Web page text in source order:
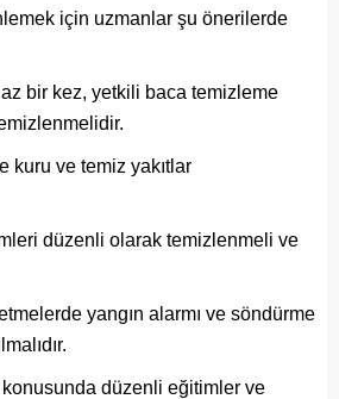
için uzmanlar şu önerilerde
az bir kez, yetkili baca temizleme
kuru ve temiz yakıtlar
düzenli olarak temizlenmeli ve
yangın alarmı ve söndürme
düzenli eğitimler ve